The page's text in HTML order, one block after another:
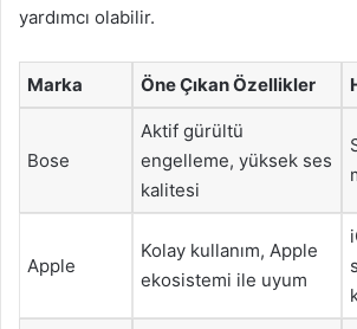
yardımcı olabilir.
Marka Öne Çıkan Özellikler
Bose
Aktif gürültü
engelleme, yüksek ses
kalitesi
Apple
Kolay kullanım, Apple
ekosistemi ile uyum